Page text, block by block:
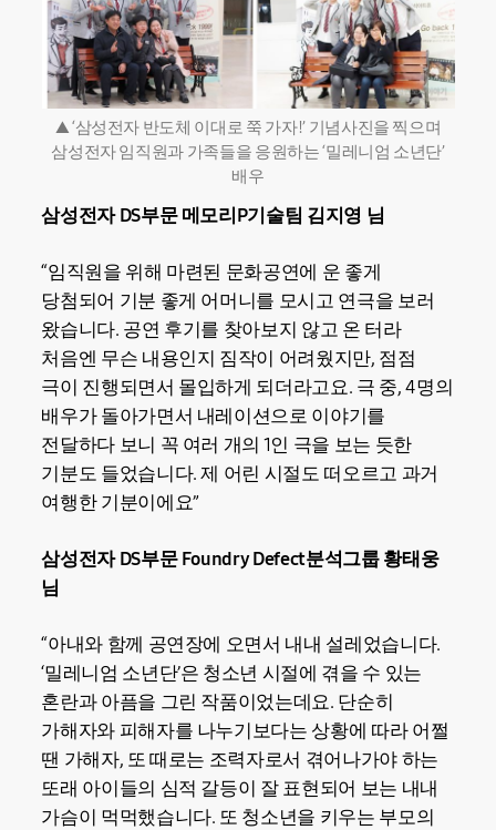
▲ ‘삼성전자 반도체 이대로 쭉 가자!’ 기념사진을 찍으며
삼성전자 임직원과 가족들을 응원하는 ‘밀레니엄 소년단’
배우
삼성전자 DS부문 메모리P기술팀 김지영 님
“임직원을 위해 마련된 문화공연에 운 좋게
당첨되어 기분 좋게 어머니를 모시고 연극을 보러
왔습니다. 공연 후기를 찾아보지 않고 온 터라
처음엔 무슨 내용인지 짐작이 어려웠지만, 점점
극이 진행되면서 몰입하게 되더라고요. 극 중, 4명의
배우가 돌아가면서 내레이션으로 이야기를
전달하다 보니 꼭 여러 개의 1인 극을 보는 듯한
기분도 들었습니다. 제 어린 시절도 떠오르고 과거
여행한 기분이에요”
삼성전자 DS부문 Foundry Defect분석그룹 황태웅
님
“아내와 함께 공연장에 오면서 내내 설레었습니다.
‘밀레니엄 소년단’은 청소년 시절에 겪을 수 있는
혼란과 아픔을 그린 작품이었는데요. 단순히
가해자와 피해자를 나누기보다는 상황에 따라 어쩔
땐 가해자, 또 때로는 조력자로서 겪어나가야 하는
또래 아이들의 심적 갈등이 잘 표현되어 보는 내내
가슴이 먹먹했습니다. 또 청소년을 키우는 부모의